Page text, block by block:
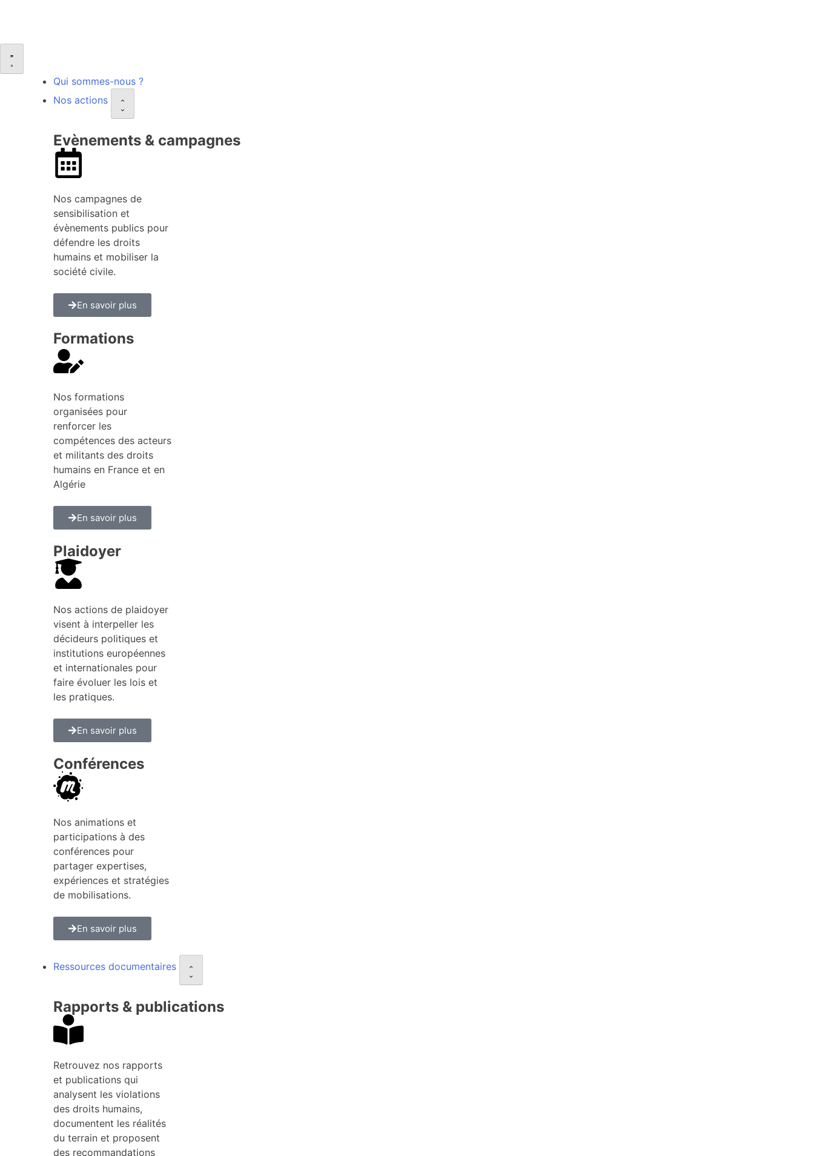
Qui sommes-nous ?
Nos actions
Evènements & campagnes
Nos campagnes de
sensibilisation et
évènements publics pour
défendre les droits
humains et mobiliser la
société civile.
En savoir plus
Formations
Nos formations
organisées pour
renforcer les
compétences des acteurs
et militants des droits
humains en France et en
Algérie
En savoir plus
Plaidoyer
Nos actions de plaidoyer
visent à interpeller les
décideurs politiques et
institutions européennes
et internationales pour
faire évoluer les lois et
les pratiques.
En savoir plus
Conférences
Nos animations et
participations à des
conférences pour
partager expertises,
expériences et stratégies
de mobilisations.
En savoir plus
Ressources documentaires
Rapports & publications
Retrouvez nos rapports
et publications qui
analysent les violations
des droits humains,
documentent les réalités
du terrain et proposent
des recommandations